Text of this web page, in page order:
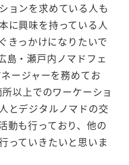
ョンを求めている人も
に興味を持っている人
きっかけになりたいで
島・瀬戸内ノマドフェ
ージャーを務めてお
以上でのワーケーショ
とデジタルノマドの交
動も行っており、他の
っていきたいと思いま